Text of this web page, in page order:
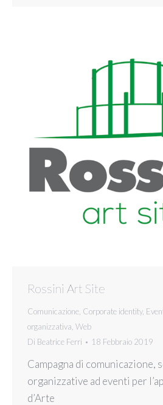
Rossini Art Site
Comunicazione Corporate identity,
organizzativa Web
Di Beatrice Ferri 18 Febbraio 2019
Campagna di comunicazione,
organizzative ad eventi per
d’Arte